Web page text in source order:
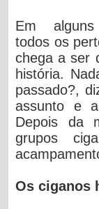
Em alguns
todos os
chega a ser
história.
passado?,
assunto e
Depois da
grupos
Os ciganos